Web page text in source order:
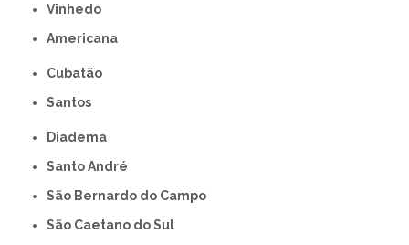
Vinhedo
americana
Cubatão
Santos
Diadema
Santo André
São Bernardo do Campo
São Caetano do Sul